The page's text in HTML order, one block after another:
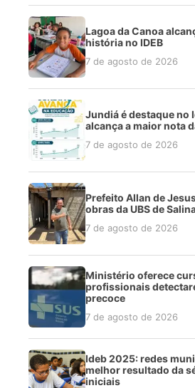
Lagoa da Canoa
história no IDEB
7 de agosto de 2026
Jundiá é destaque no
alcança a maior nota
7 de agosto de 2026
Prefeito Allan de
obras da UBS de
7 de agosto de 2026
Ministério oferece
profissionais
precoce
7 de agosto de 2026
Ideb 2025: redes
melhor resultado da
iniciais